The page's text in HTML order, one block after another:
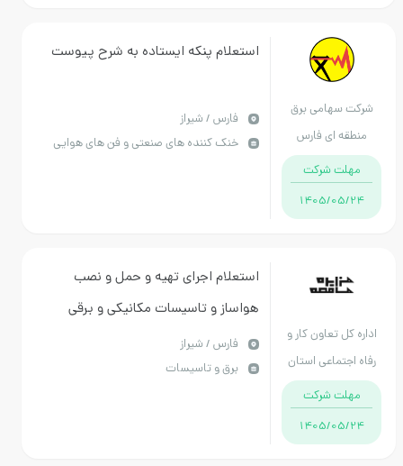
برق
ای فارس
شرکت
1405/
استعلام پنکه ایستاده به شرح پیوست
فارس / شیراز
خنک کننده های صنعتی و فن های هوایی
تعاون کار و
استان
فارس
شرکت
1405/
استعلام اجرای تهیه و حمل و نصب
هواساز و تاسیسات مکانیکی و برقی
استخر سر پوشیده کارگران جهرم
توضیحات به شرح پیوست می باشد
فارس / شیراز
برق و تاسیسات